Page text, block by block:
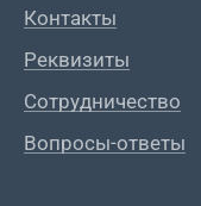
Контакты
Реквизиты
Сотрудничество
Вопросы-ответы